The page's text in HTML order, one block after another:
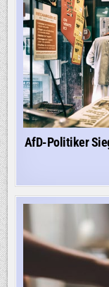
AfD-Politiker